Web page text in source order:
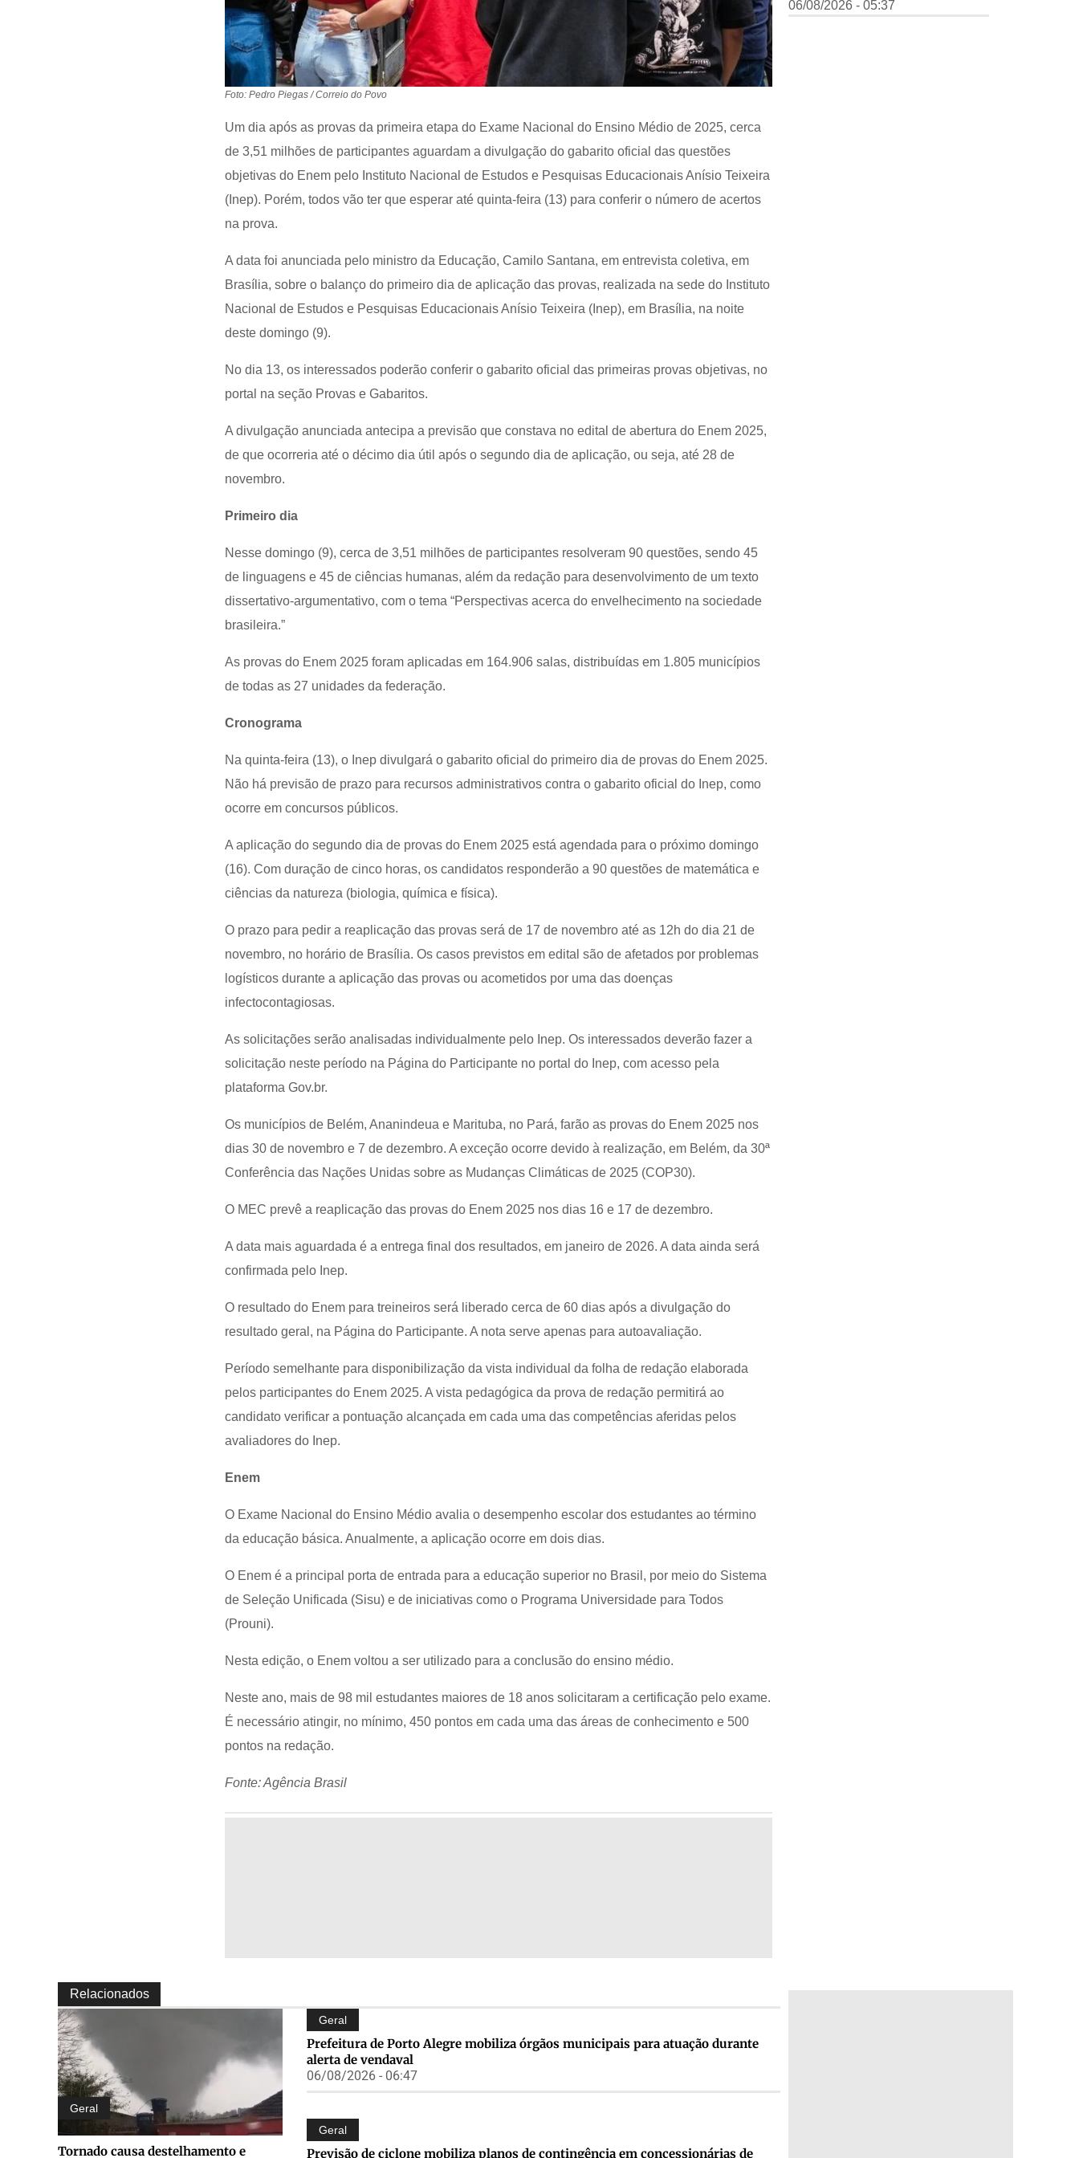
Foto: Pedro Piegas / Correio do Povo
Um dia após as provas da primeira etapa do Exame Nacional do Ensino Médio de 2025, cerca
de 3,51 milhões de participantes aguardam a divulgação do gabarito oficial das questões
objetivas do Enem pelo Instituto Nacional de Estudos e Pesquisas Educacionais Anísio Teixeira
(Inep). Porém, todos vão ter que esperar até quinta-feira (13) para conferir o número de acertos
na prova.
A data foi anunciada pelo ministro da Educação, Camilo Santana, em entrevista coletiva, em
Brasília, sobre o balanço do primeiro dia de aplicação das provas, realizada na sede do Instituto
Nacional de Estudos e Pesquisas Educacionais Anísio Teixeira (Inep), em Brasília, na noite
deste domingo (9).
No dia 13, os interessados poderão conferir o gabarito oficial das primeiras provas objetivas, no
portal na seção Provas e Gabaritos.
A divulgação anunciada antecipa a previsão que constava no edital de abertura do Enem 2025,
de que ocorreria até o décimo dia útil após o segundo dia de aplicação, ou seja, até 28 de
novembro.
Primeiro dia
Nesse domingo (9), cerca de 3,51 milhões de participantes resolveram 90 questões, sendo 45
de linguagens e 45 de ciências humanas, além da redação para desenvolvimento de um texto
dissertativo-argumentativo, com o tema “Perspectivas acerca do envelhecimento na sociedade
brasileira.”
As provas do Enem 2025 foram aplicadas em 164.906 salas, distribuídas em 1.805 municípios
de todas as 27 unidades da federação.
Cronograma
Na quinta-feira (13), o Inep divulgará o gabarito oficial do primeiro dia de provas do Enem 2025.
Não há previsão de prazo para recursos administrativos contra o gabarito oficial do Inep, como
ocorre em concursos públicos.
A aplicação do segundo dia de provas do Enem 2025 está agendada para o próximo domingo
(16). Com duração de cinco horas, os candidatos responderão a 90 questões de matemática e
ciências da natureza (biologia, química e física).
O prazo para pedir a reaplicação das provas será de 17 de novembro até as 12h do dia 21 de
novembro, no horário de Brasília. Os casos previstos em edital são de afetados por problemas
logísticos durante a aplicação das provas ou acometidos por uma das doenças
infectocontagiosas.
As solicitações serão analisadas individualmente pelo Inep. Os interessados deverão fazer a
solicitação neste período na Página do Participante no portal do Inep, com acesso pela
plataforma Gov.br.
Os municípios de Belém, Ananindeua e Marituba, no Pará, farão as provas do Enem 2025 nos
dias 30 de novembro e 7 de dezembro. A exceção ocorre devido à realização, em Belém, da 30ª
Conferência das Nações Unidas sobre as Mudanças Climáticas de 2025 (COP30).
O MEC prevê a reaplicação das provas do Enem 2025 nos dias 16 e 17 de dezembro.
A data mais aguardada é a entrega final dos resultados, em janeiro de 2026. A data ainda será
confirmada pelo Inep.
O resultado do Enem para treineiros será liberado cerca de 60 dias após a divulgação do
resultado geral, na Página do Participante. A nota serve apenas para autoavaliação.
Período semelhante para disponibilização da vista individual da folha de redação elaborada
pelos participantes do Enem 2025. A vista pedagógica da prova de redação permitirá ao
candidato verificar a pontuação alcançada em cada uma das competências aferidas pelos
avaliadores do Inep.
Enem
O Exame Nacional do Ensino Médio avalia o desempenho escolar dos estudantes ao término
da educação básica. Anualmente, a aplicação ocorre em dois dias.
O Enem é a principal porta de entrada para a educação superior no Brasil, por meio do Sistema
de Seleção Unificada (Sisu) e de iniciativas como o Programa Universidade para Todos
(Prouni).
Nesta edição, o Enem voltou a ser utilizado para a conclusão do ensino médio.
Neste ano, mais de 98 mil estudantes maiores de 18 anos solicitaram a certificação pelo exame.
É necessário atingir, no mínimo, 450 pontos em cada uma das áreas de conhecimento e 500
pontos na redação.
Fonte: Agência Brasil
06/08/2026 - 05:37
Relacionados
Geral
Tornado causa destelhamento e
Geral
Prefeitura de Porto Alegre mobiliza órgãos municipais para atuação durante
alerta de vendaval
06/08/2026 - 06:47
Geral
Previsão de ciclone mobiliza planos de contingência em concessionárias de